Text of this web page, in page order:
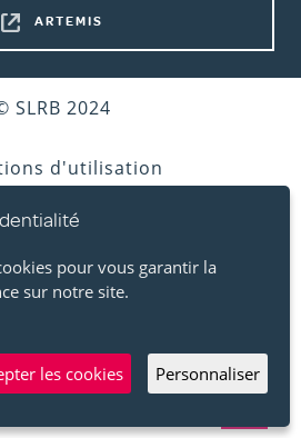
ARTEMIS
SLRB 2024
d'utilisation
Vie privée
Cookies
pour vous garantir la
sur notre site.
les cookies Personnaliser